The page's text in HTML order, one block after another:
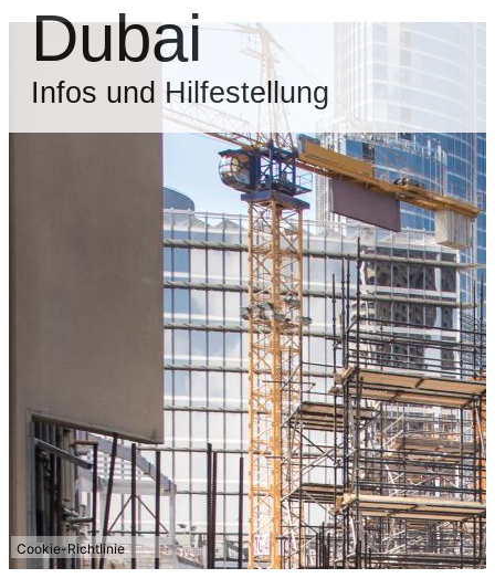
Dubai
Infos und Hilfestellung
Cookie-Richtlinie